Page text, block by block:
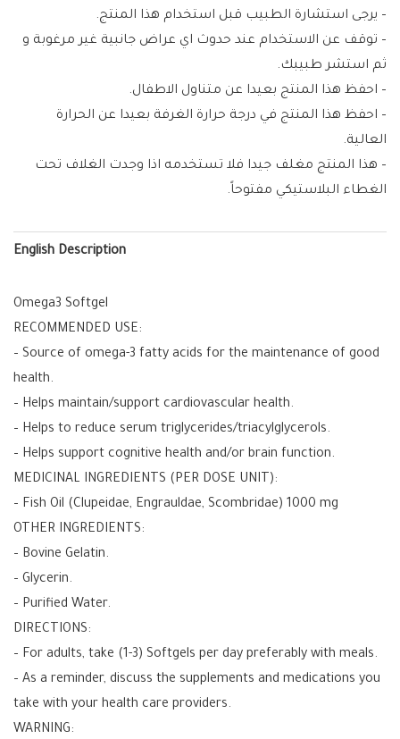
– يرجى استشارة الطبيب قبل استخدام هذا المنتج.
– توقف عن الاستخدام عند حدوث اي عراض جانبية غير مرغوبة و
ثم استشر طبيبك.
– احفظ هذا المنتج بعيدا عن متناول الاطفال.
– احفظ هذا المنتج في درجة حرارة الغرفة بعيدا عن الحرارة
العالية.
– هذا المنتج مغلف جيدا فلا تستخدمه اذا وجدت الغلاف تحت
الغطاء البلاستيكي مفتوحاً.
English Description
Omega3 Softgel
RECOMMENDED USE:
– Source of omega-3 fatty acids for the maintenance of good
health.
– Helps maintain/support cardiovascular health.
– Helps to reduce serum triglycerides/triacylglycerols.
– Helps support cognitive health and/or brain function.
MEDICINAL INGREDIENTS (PER DOSE UNIT):
– Fish Oil (Clupeidae, Engrauldae, Scombridae) 1000 mg
OTHER INGREDIENTS:
– Bovine Gelatin.
– Glycerin.
– Purified Water.
DIRECTIONS:
– For adults, take (1-3) Softgels per day preferably with meals.
– As a reminder, discuss the supplements and medications you
take with your health care providers.
WARNING: